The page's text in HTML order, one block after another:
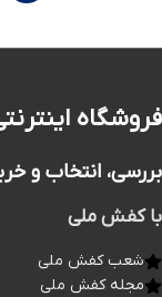
فروشگاه
بررسی، انتخاب و
با کفش ملی
شعب کفش ملی
مجله کفش ملی